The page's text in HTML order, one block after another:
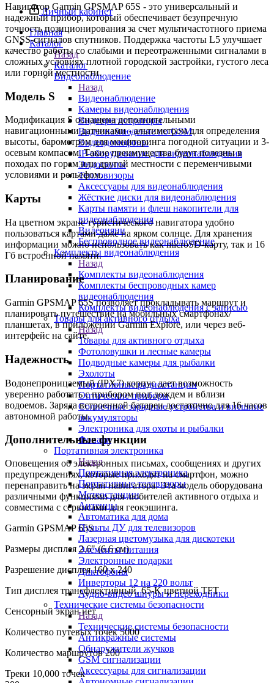
Личный кабинет
Главная
Каталог
Назад
Каталог
Видеонаблюдение
Назад
Видеонаблюдение
Камеры видеонаблюдения
Видеорегистраторы
Видеонаблюдение по GSM
Видеодомофоны
IP-оборудование для видеонаблюдения
Эндоскопы
Тепловизоры
Аксессуары для видеонаблюдения
Жёсткие диски для видеонаблюдения
Карты памяти и флеш накопители для
видеонаблюдения
Видеоняни
Беспроводное видеонаблюдение
Комплекты видеонаблюдения
Назад
Комплекты видеонаблюдения
Комплекты беспроводных камер
видеонаблюдения
Комплекты видеонаблюдения с записью
Товары для активного отдыха
Назад
Товары для активного отдыха
Фотоловушки и лесные камеры
Подводные камеры для рыбалки
Эхолоты
Портативные радиостанции
Оптические приборы
Солнечные зарядные устройства и внешние
аккумуляторы
Электроника для охоты и рыбалки
Фонари
Портативная электроника
Назад
Портативная электроника
Портативные телевизоры
Метеостанции
Антенны
Автоматика для дома
Пульты ДУ для телевизоров
Лазерная цветомузыка для дискотеки
Элементы питания
Электронные подарки
Диктофоны
Инверторы 12 на 220 вольт
Аудио-видео шнуры и переходники
Технические системы безопасности
Назад
Технические системы безопасности
Антикражные системы
Обнаружители жучков
GSM сигнализации
Аксессуары для сигнализации
Навигатор Garmin GPSMAP 65S - это универсальный и
надежный прибор, который обеспечивает безупречную
точность позиционирования за счет мультичастотного приема
GNSS-сигналов спутников. Поддержка частоты L5 улучшает
качество работы со слабыми и переотраженными сигналами в
сложных условиях плотной городской застройки, густого леса
или горной местности.
Модель S
Модификация S оснащена дополнительными
навигационными датчиками - альтиметром для определения
высоты, барометром для мониторинга погодной ситуации и 3-
осевым компасом. Такие преимущества будут полезны в
походах по горам или другой местности с переменчивыми
условиями и рельефом.
Карты
На цветном экране туристического навигатора удобно
пользоваться картами даже на ярком солнце. Для хранения
информации можно использовать как microSD-карту, так и 16
Гб встроенной памяти.
Планирование
Garmin GPSMAP 65S позволяет прокладывать маршрут и
планировать путешествие на мобильных смартфонах/
планшетах, в приложении Garmin Explore, или через веб-
интерфейс на сайте.
Надежность
Водонепроницаемый (IPX7) корпус дает возможность
уверенно работать с прибором под дождем и вблизи
водоемов. Заряда встроенной батареи достаточно для 16 часов
автономной работы.
Дополнительные функции
Оповещения об электронных письмах, сообщениях и других
предупреждениях, которые приходят на смартфон, можно
перенаправить на экран навигатора. Эта модель оборудована
различными функциями для любителей активного отдыха и
совместима с сервисами для геокэшинга.
Garmin GPSMAP 65S
Размеры дисплея 2.6" (6.6 см)
Разрешение дисплея 160 x 240
Тип дисплея трансфлективный, 65-K цветной TFT
Сенсорный экран нет
Количество путевых точек 5000
Количество маршрутов 200
Треки 10,000 точек